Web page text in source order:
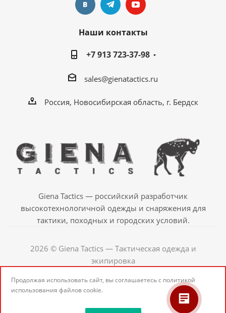
Наши контакты
+7 913 723-37-98
sales@gienatactics.ru
Россия, Новосибирская область, г. Бердск
Giena Tactics — российский разработчик
высокотехнологичной одежды и снаряжения для
тактики, походных и городских условий.
2026 © Giena Tactics — Тактическая одежда и
экипировка
Продолжая использовать сайт, вы соглашаетесь с политикой
использования файлов cookie.